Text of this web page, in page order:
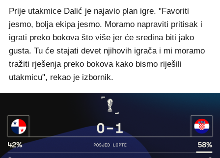
Prije utakmice Dalić je najavio plan igre. "Favoriti
jesmo, bolja ekipa jesmo. Moramo napraviti pritisak i
igrati preko bokova što više jer će sredina biti jako
gusta. Tu će stajati devet njihovih igrača i mi moramo
tražiti rješenja preko bokova kako bismo riješili
utakmicu", rekao je izbornik.